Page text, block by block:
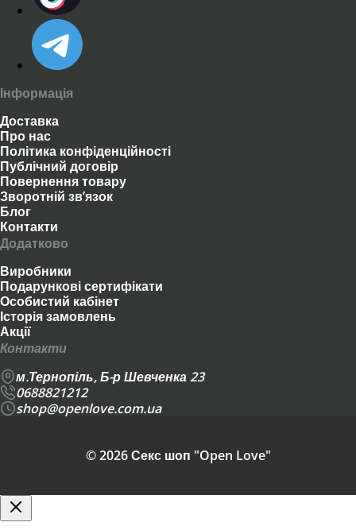
Інформація
Доставка
Про нас
Політика конфіденційності
Публічний договір
Повернення товару
Зворотній зв’язок
Блог
Контакти
Додатково
Виробники
Подарункові сертифікати
Особистий кабінет
Історія замовлень
Акції
Контакти
м.Тернопіль, Б-р Шевченка 23
0688821212
shop@openlove.com.ua
© 2026 Секс шоп "Open Love"